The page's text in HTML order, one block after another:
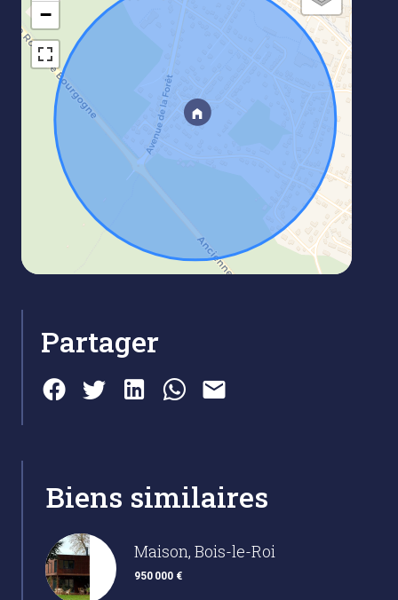
−
Partager
Biens similaires
Maison, Bois-le-Roi
950 000 €